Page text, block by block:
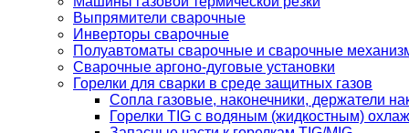
Выпрямители сварочные
Инверторы сварочные
Полуавтоматы сварочные и сварочные
Сварочные аргоно-дуговые установки
Горелки для сварки в среде защитных газов
Сопла газовые, наконечники, держатели
Горелки TIG с водяным (жидкостным)